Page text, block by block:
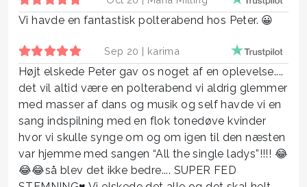
Vi havde en fantastisk polterabend hos Peter. 😀
Sep 20 | karima
Højt elskede Peter gav os noget af en oplevelse....
det vil altid være en polterabend vi aldrig glemmer
med masser af dans og musik og self havde vi en
sang indspilning med en flok tonedøve kvinder
hvor vi skulle synge om og om igen til den næsten
var hjemme med sangen “All the single ladys”!!!! 😂
😂😂så blev det ikke bedre.... SUPER FED